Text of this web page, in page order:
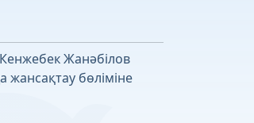
Жанәбілов
жансақтау бөліміне